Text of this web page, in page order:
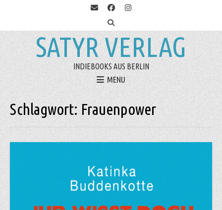
SATYR VERLAG
INDIEBOOKS AUS BERLIN
MENU
Schlagwort:Frauenpower